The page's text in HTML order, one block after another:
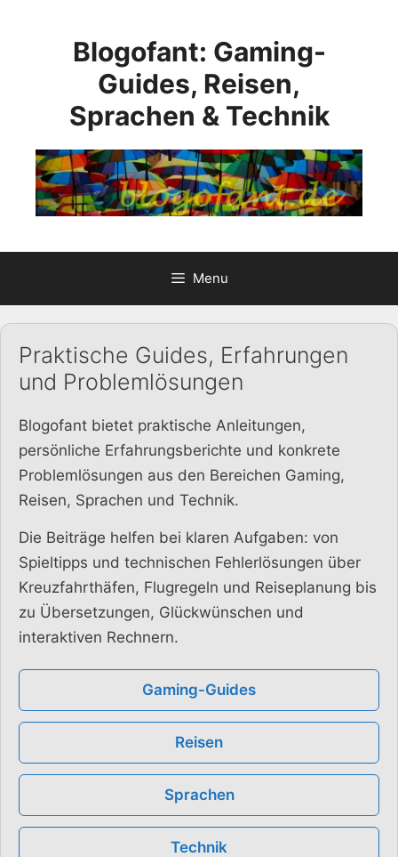
Blogofant: Gaming-
Guides, Reisen,
Sprachen & Technik
Menu
Praktische Guides, Erfahrungen
und Problemlösungen
Blogofant bietet praktische Anleitungen,
persönliche Erfahrungsberichte und konkrete
Problemlösungen aus den Bereichen Gaming,
Reisen, Sprachen und Technik.
Die Beiträge helfen bei klaren Aufgaben: von
Spieltipps und technischen Fehlerlösungen über
Kreuzfahrthäfen, Flugregeln und Reiseplanung bis
zu Übersetzungen, Glückwünschen und
interaktiven Rechnern.
Gaming-Guides
Reisen
Sprachen
Technik